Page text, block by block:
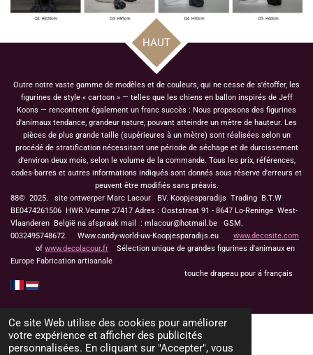
Ce site Web utilise des cookies pour améliorer
votre expérience et afficher des publicités
personnalisées. En cliquant sur "Accepter", vous
HAUT
Outre notre vaste gamme de modèles et de couleurs, qui ne cesse de s'étoffer, les
figurines de style « cartoon » — telles que les chiens en ballon inspirés de Jeff
Koons — rencontrent également un franc succès : Nous proposons des figurines
d'animaux tendance, grandeur nature, pouvant atteindre un mètre de hauteur. Les
pièces de plus grande taille (supérieures à un mètre) sont réalisées selon un
procédé de stratification nécessitant une période de séchage et de durcissement
d'environ deux mois, selon le volume de la commande. Tous les prix, références,
codes-barres et autres informations indiqués sont donnés sous réserve d'erreurs et
peuvent être modifiés sans préavis.
88© 2025. site ontwerper Marc Lacour BV. Koopjesparadijs Trading B.T.W
BE0474261506 HWR.Veurne 27417 Adres : Ooststraat 91 - 8647 Lo-Reninge West-
Vlaanderen België na afspraak mail : mlacour@hotmail.be GSM.
0032495748672. Www.candy-world-uw-Koopjesparadijs.eu www.decosite.com
of www.decolacour.fr Sélection unique de grandes figurines d'animaux en
Europe Fabrication artisanale
touche drapeau pour á français